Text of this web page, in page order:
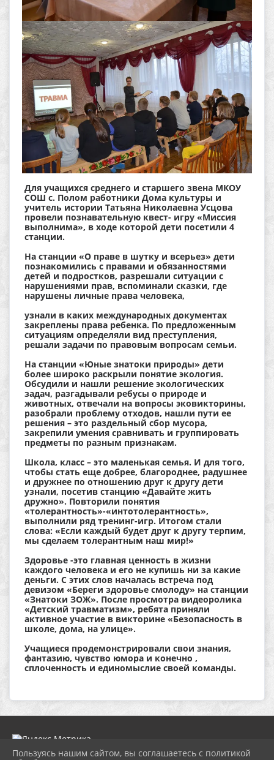
Для учащихся среднего и старшего звена МКОУ
СОШ с. Полом работники Дома культуры и
учитель истории Татьяна Николаевна Усцова
провели познавательную квест- игру «Миссия
выполнима», в ходе которой дети посетили 4
станции.
На станции «О праве в шутку и всерьез» дети
познакомились с правами и обязанностями
детей и подростков, разрешали ситуации с
нарушениями прав, вспоминали сказки, где
нарушены личные права человека,
узнали в каких международных документах
закреплены права ребенка. По предложенным
ситуациям определяли вид преступления,
решали задачи по правовым вопросам семьи.
На станции «Юные знатоки природы» дети
более широко раскрыли понятие экология.
Обсудили и нашли решение экологических
задач, разгадывали ребусы о природе и
животных, отвечали на вопросы эковикторины,
разобрали проблему отходов, нашли пути ее
решения – это раздельный сбор мусора,
закрепили умения сравнивать и группировать
предметы по разным признакам.
Школа, класс – это маленькая семья. И для того,
чтобы стать еще добрее, благороднее, радушнее
и дружнее по отношению друг к другу дети
узнали, посетив станцию «Давайте жить
дружно». Повторили понятия
«толерантность»-«интотолерантность»,
выполнили ряд тренинг-игр. Итогом стали
слова: «Если каждый будет друг к другу терпим,
мы сделаем толерантным наш мир!»
Здоровье -это главная ценность в жизни
каждого человека и его не купишь ни за какие
деньги. С этих слов началась встреча под
девизом «Береги здоровье смолоду» на станции
«Знатоки ЗОЖ». После просмотра видеоролика
«Детский травматизм», ребята приняли
активное участие в викторине «Безопасность в
школе, дома, на улице».
Учащиеся продемонстрировали свои знания,
фантазию, чувство юмора и конечно ,
сплоченность и единомыслие своей команды.
Пользуясь нашим сайтом, вы соглашаетесь с политикой